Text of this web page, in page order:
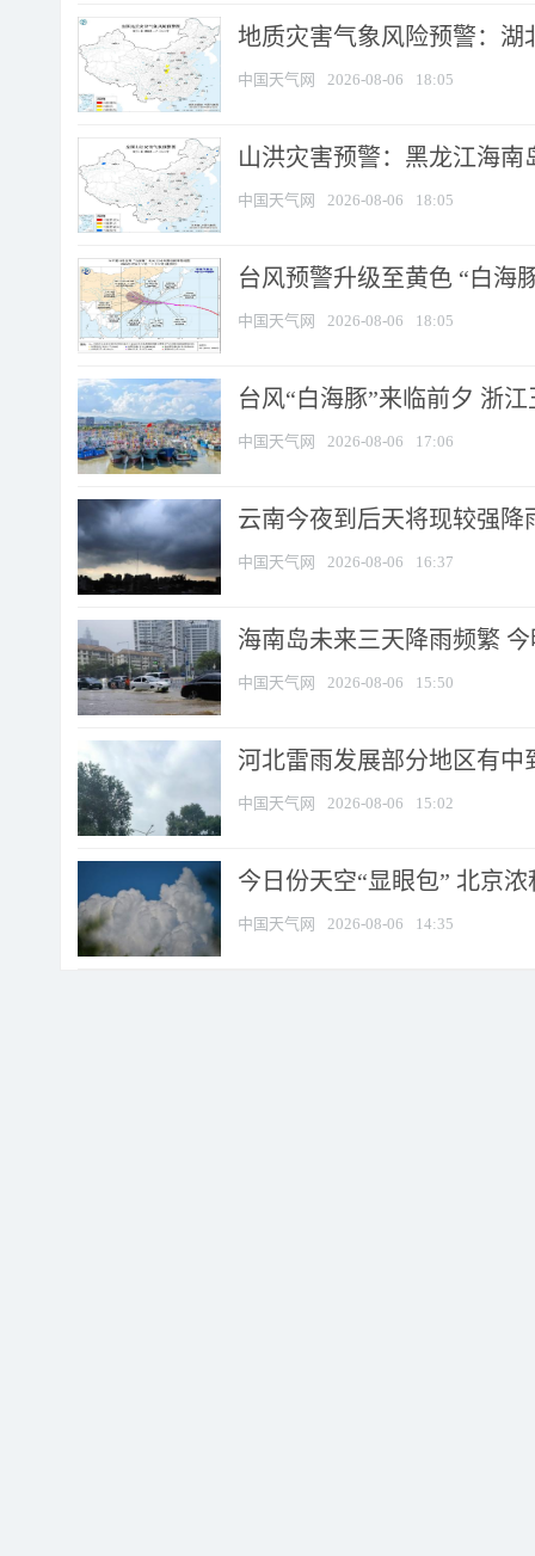
地质灾害气象风险预警：湖
中国天气网 2026-08-06 18:05
山洪灾害预警：黑龙江海
中国天气网 2026-08-06 18:05
台风预警升级至黄色 “白海
中国天气网 2026-08-06 18:05
台风“白海豚”来临前夕 浙
中国天气网 2026-08-06 17:06
云南今夜到后天将现较强降
中国天气网 2026-08-06 16:37
海南岛未来三天降雨频繁
中国天气网 2026-08-06 15:50
河北雷雨发展部分地区有中
中国天气网 2026-08-06 15:02
今日份天空“显眼包” 北京
中国天气网 2026-08-06 14:35